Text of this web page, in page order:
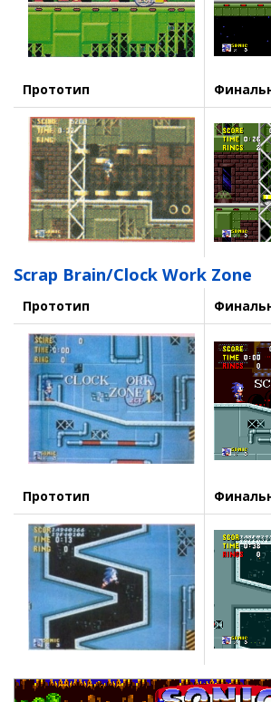
Прототип
Scrap Brain/Clock Work Zone
Прототип
Прототип